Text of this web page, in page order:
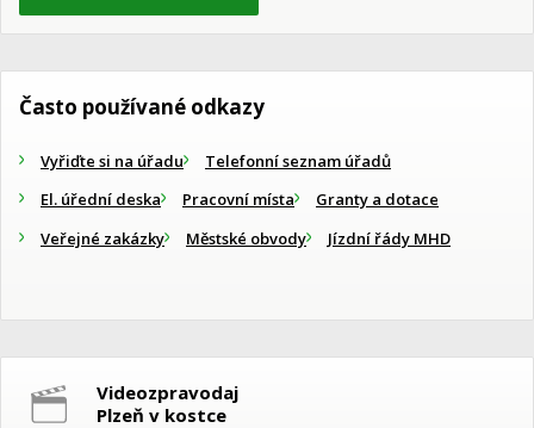
Často používané odkazy
Vyřiďte si na úřadu
Telefonní seznam úřadů
El. úřední deska
Pracovní místa
Granty a dotace
Veřejné zakázky
Městské obvody Jízdní řády MHD
Videozpravodaj
Plzeň v kostce